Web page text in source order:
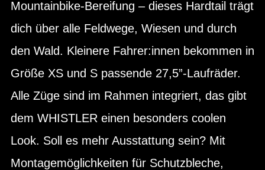
Mountainbike-Bereifung – dieses Hardtail trägt
dich über alle Feldwege, Wiesen und durch
den Wald. Kleinere Fahrer:innen bekommen in
Größe XS und S passende 27,5”-Laufräder.
Alle Züge sind im Rahmen integriert, das gibt
dem WHISTLER einen besonders coolen
Look. Soll es mehr Ausstattung sein? Mit
Montagemöglichkeiten für Schutzbleche,